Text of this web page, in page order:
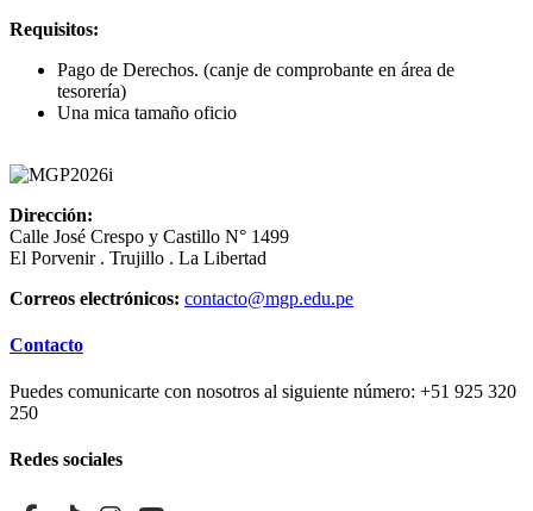
Requisitos:
Pago de Derechos. (canje de comprobante en área de
tesorería)
Una mica tamaño oficio
Dirección:
Calle José Crespo y Castillo N° 1499
El Porvenir . Trujillo . La Libertad
Correos electrónicos: contacto@mgp.edu.pe
Contacto
Puedes comunicarte con nosotros al siguiente número: +51 925 320
250
Redes sociales